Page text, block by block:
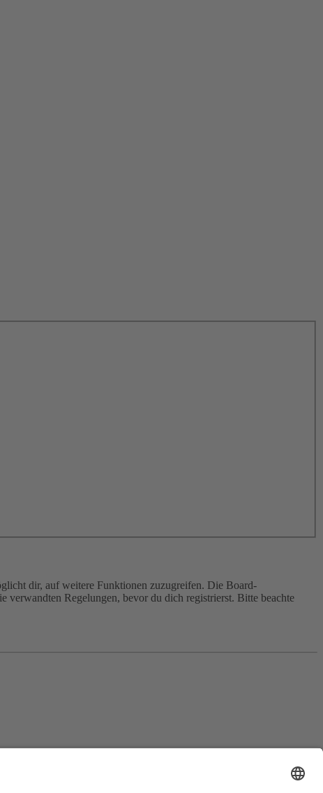
dir, auf weitere Funktionen zuzugreifen. Die Board-
verwandten Regelungen, bevor du dich registrierst. Bitte beachte